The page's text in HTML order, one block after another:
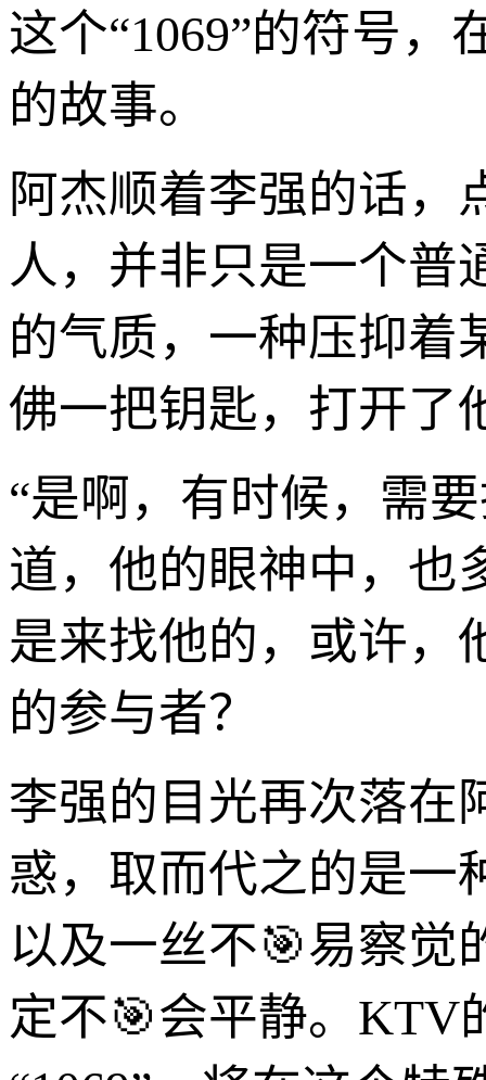
这个“1069”的符号
的故事。
阿杰顺着李强的话，
人，并非只是一个普
的气质，一种压抑着
佛一把钥匙，打开了
“是啊，有时候，需
道，他的眼神中，也
是来找他的，或许
的参与者？
李强的目光再次落在
惑，取而代之的是一
以及一丝不🎯易察
定不🎯会平静。KTV